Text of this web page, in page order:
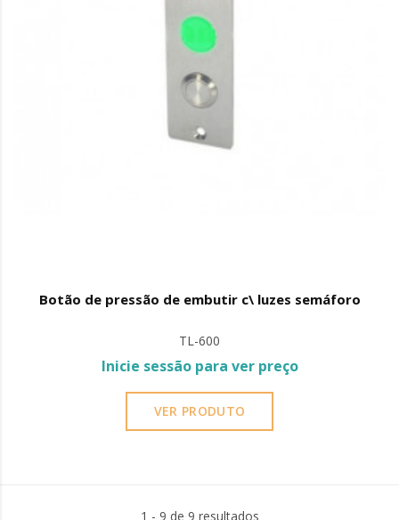
Botão de pressão de embutir c\ luzes semáforo
TL-600
Inicie sessão para ver preço
VER PRODUTO
1 - 9 de 9 resultados